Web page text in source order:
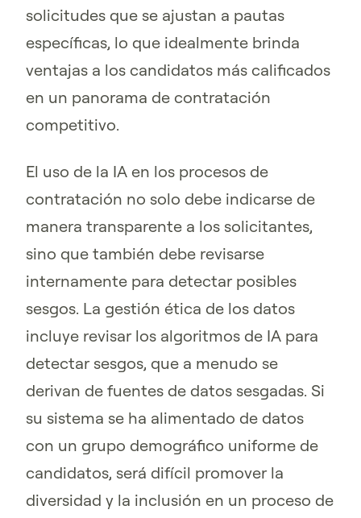
solicitudes que se ajustan a pautas
específicas, lo que idealmente brinda
ventajas a los candidatos más calificados
en un panorama de contratación
competitivo.
El uso de la IA en los procesos de
contratación no solo debe indicarse de
manera transparente a los solicitantes,
sino que también debe revisarse
internamente para detectar posibles
sesgos. La gestión ética de los datos
incluye revisar los algoritmos de IA para
detectar sesgos, que a menudo se
derivan de fuentes de datos sesgadas. Si
su sistema se ha alimentado de datos
con un grupo demográfico uniforme de
candidatos, será difícil promover la
diversidad y la inclusión en un proceso de